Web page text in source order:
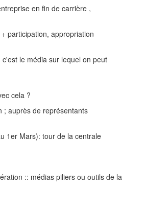
en fin de carrière ,
participation, appropriation
le média sur lequel on peut
cela ?
; auprès de représentants
1er Mars): tour de la centrale
:: médias piliers ou outils de la